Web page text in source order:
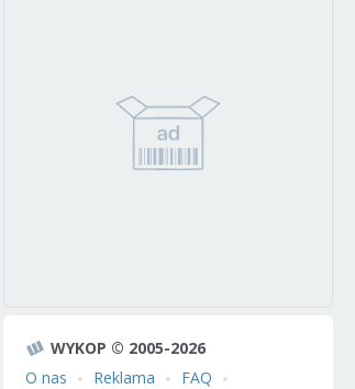
WYKOP © 2005-2026
O nas
Reklama
FAQ